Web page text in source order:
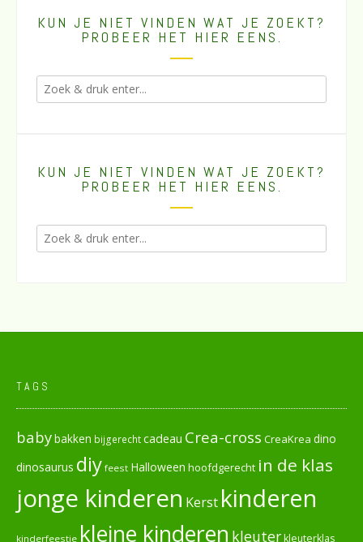
KUN JE NIET VINDEN WAT JE ZOEKT?
PROBEER HET HIER EENS.
KUN JE NIET VINDEN WAT JE ZOEKT?
PROBEER HET HIER EENS.
TAGS
babybakken bijgerechtcadeau Crea-cross CreaKrea dino
dinosaurus diy feest Halloween hoofdgerecht in de klas
jonge kinderen Kerst kinderen
kinderfeestje kleine kinderen kleuterkleuterklas